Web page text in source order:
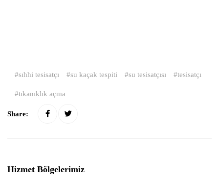
sıhhi tesisatçı su kaçak tespiti su tesisatçısı tesisatçı
tıkanıklık açma
Share:
Hizmet Bölgelerimiz